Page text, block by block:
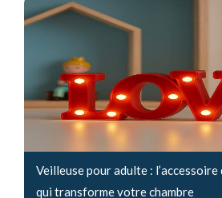
Veilleuse pour adulte :
qui transforme votre chambre